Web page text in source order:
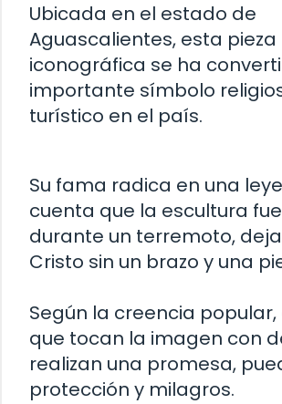
Ubicada en el estado de
Aguascalientes, esta pieza
iconográfica se ha
importante símbolo
turístico en el país.
Su fama radica en una
cuenta que la escultura
durante un terremoto,
Cristo sin un brazo y una
Según la creencia
que tocan la imagen con
realizan una promesa,
protección y milagros.